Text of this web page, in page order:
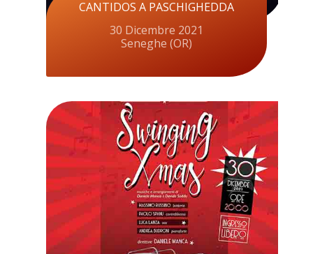
CANTIDOS A PASCHIGHEDDA
30 Dicembre 2021
Seneghe (OR)